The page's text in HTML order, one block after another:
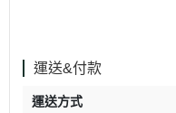
運送&付款
運送方式